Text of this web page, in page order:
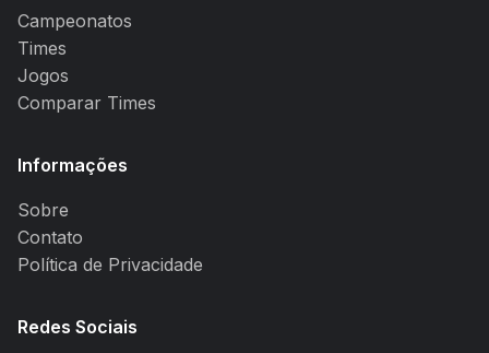
Campeonatos
Times
Jogos
Comparar Times
Informações
Sobre
Contato
Política de Privacidade
Redes Sociais